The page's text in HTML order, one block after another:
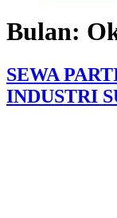
Bulan:
SEWA
INDUSTRI